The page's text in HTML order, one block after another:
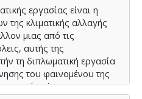
εργασίας είναι η
της κλιματικής αλλαγής
μιας από τις
αυτής της
τη διπλωματική εργασία
του φαινομένου της
συσχέτισής του με